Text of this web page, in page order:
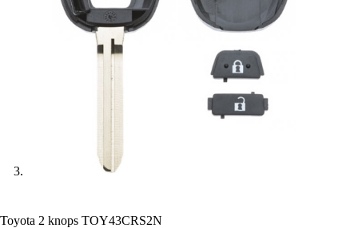
Toyota 2 knops TOY43CRS2N